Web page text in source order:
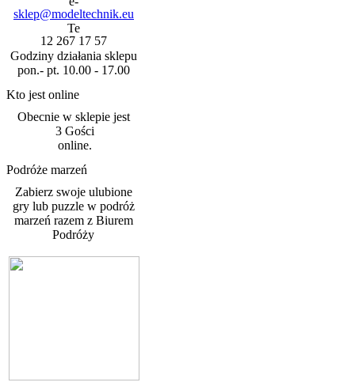
sklep@modeltechnik.eu
12 267 17 57
Godziny działania sklepu
pon.- pt. 10.00 - 17.00
Kto jest online
Obecnie w sklepie jest
3 Gości
online.
Podróże marzeń
Zabierz swoje ulubione
gry lub puzzle w podróż
marzeń razem z Biurem
Podróży